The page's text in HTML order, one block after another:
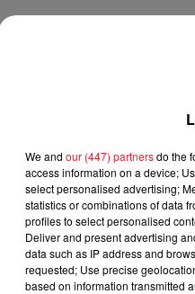
We and our (447) partnersdo the
access information on a device;
select personalised advertising;
statistics or combinations of data
profiles to select personalised
Deliver and present advertising
data such as IP address and
requested; Use precise
based on information transmitted